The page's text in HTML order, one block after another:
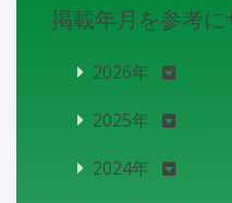
掲載年月を参考
2026年
2025年
2024年